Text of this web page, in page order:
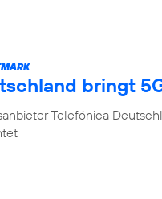
bringt
Telefónica